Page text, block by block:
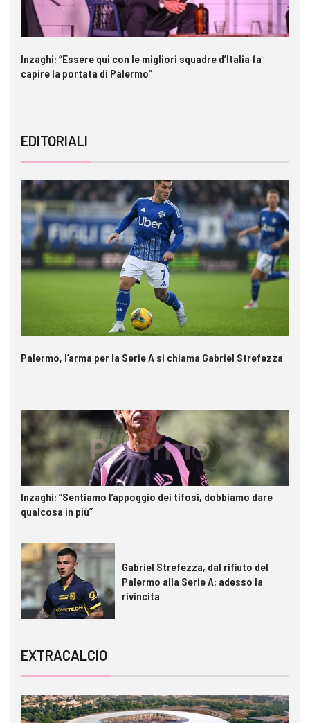
Inzaghi: “Essere qui con le migliori squadre d’Italia fa
capire la portata di Palermo”
EDITORIALI
Palermo, l’arma per la Serie A si chiama Gabriel Strefezza
Inzaghi: “Sentiamo l’appoggio dei tifosi, dobbiamo dare
qualcosa in più”
Gabriel Strefezza, dal rifiuto del
Palermo alla Serie A: adesso la
rivincita
EXTRACALCIO